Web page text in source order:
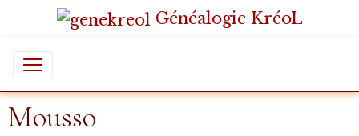
Généalogie KréoL
Mousso